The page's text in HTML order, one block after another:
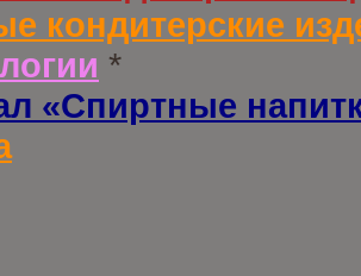
кондитерские
*
«Спиртные